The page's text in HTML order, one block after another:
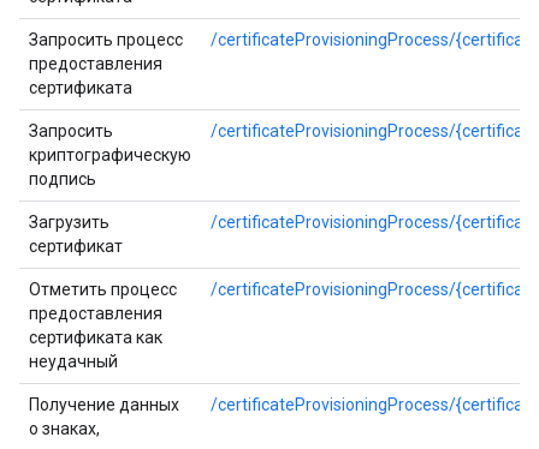
Запросить процесс
предоставления
сертификата
/certificateProvisioningProcess/
Запросить
криптографическую
подпись
/certificateProvisioningProcess/
Загрузить
сертификат
/certificateProvisioningProcess/
Отметить процесс
предоставления
сертификата как
неудачный
/certificateProvisioningProcess/
Получение данных
о знаках,
/certificateProvisioningProcess/